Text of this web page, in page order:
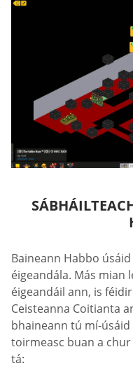
Baineann Habbo
éigeandála. Más mian
éigeandáil ann, is
Ceisteanna Coitianta
bhaineann tú mí-úsáid
toirmeasc buan a
tá: